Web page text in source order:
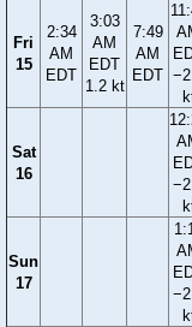
Fri
15
2:34
AM
EDT
3:03
AM
EDT
1.2 kt
7:49
AM
EDT
Sat
16
Sun
17